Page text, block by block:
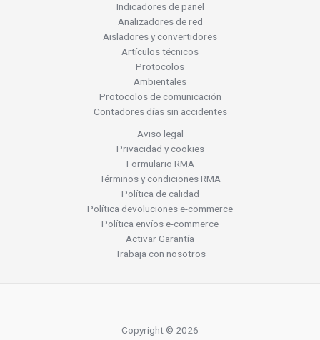
Indicadores de panel
Analizadores de red
Aisladores y convertidores
Artículos técnicos
Protocolos
Ambientales
Protocolos de comunicación
Contadores días sin accidentes
Aviso legal
Privacidad y cookies
Formulario RMA
Términos y condiciones RMA
Política de calidad
Política devoluciones e-commerce
Política envíos e-commerce
Activar Garantía
Trabaja con nosotros
Copyright © 2026